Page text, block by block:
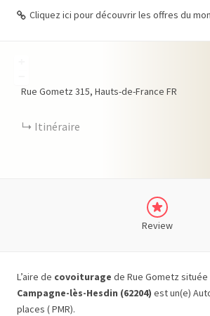
Cliquez ici pour découvrir les offres du
Rue Gometz 315 Hauts-de-France FR
Itinéraire
Review
L’aire de covoiturage de Rue Gometz située
Campagne-lès-Hesdin (62204) est un(e)
places ( PMR).